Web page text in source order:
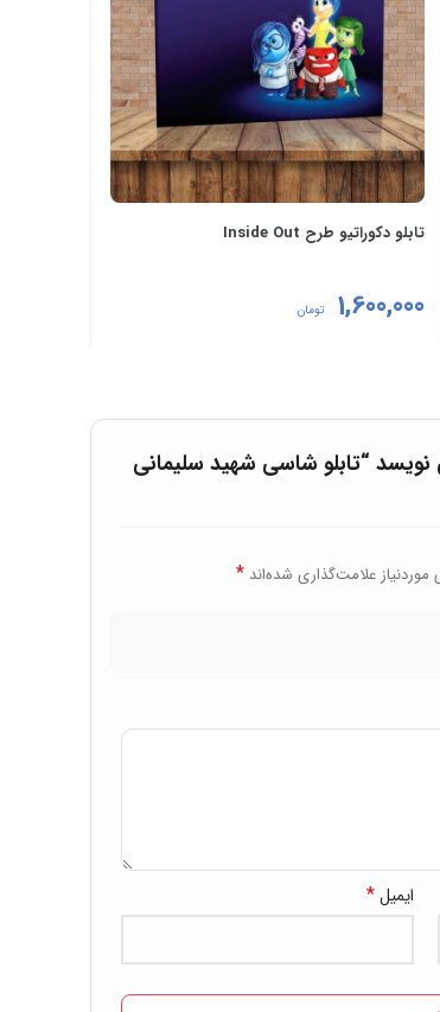
تابلو دکوراتیو طرح Inside Out
1,600,000 تومان
“تابلو شاسی شهید سلیمانی
علامت‌گذاری شده‌اند *
ایمیل*